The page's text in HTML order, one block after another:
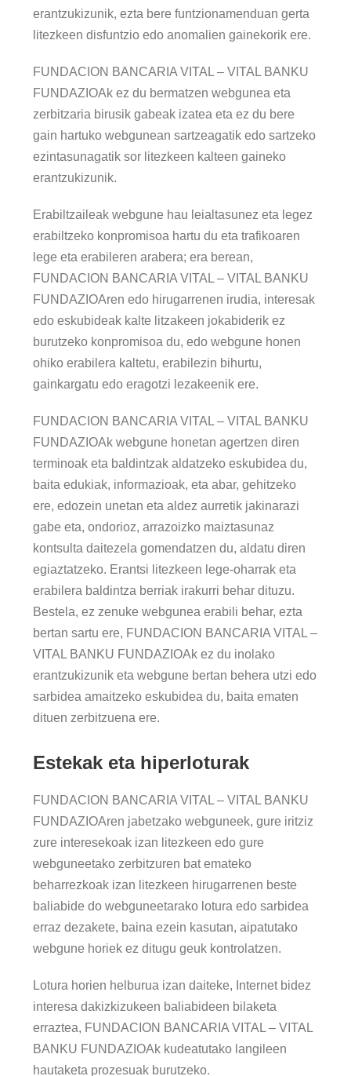
erantzukizunik, ezta bere funtzionamenduan gerta
litezkeen disfuntzio edo anomalien gainekorik ere.
FUNDACION BANCARIA VITAL – VITAL BANKU
FUNDAZIOAk ez du bermatzen webgunea eta
zerbitzaria birusik gabeak izatea eta ez du bere
gain hartuko webgunean sartzeagatik edo sartzeko
ezintasunagatik sor litezkeen kalteen gaineko
erantzukizunik.
Erabiltzaileak webgune hau leialtasunez eta legez
erabiltzeko konpromisoa hartu du eta trafikoaren
lege eta erabileren arabera; era berean,
FUNDACION BANCARIA VITAL – VITAL BANKU
FUNDAZIOAren edo hirugarrenen irudia, interesak
edo eskubideak kalte litzakeen jokabiderik ez
burutzeko konpromisoa du, edo webgune honen
ohiko erabilera kaltetu, erabilezin bihurtu,
gainkargatu edo eragotzi lezakeenik ere.
FUNDACION BANCARIA VITAL – VITAL BANKU
FUNDAZIOAk webgune honetan agertzen diren
terminoak eta baldintzak aldatzeko eskubidea du,
baita edukiak, informazioak, eta abar, gehitzeko
ere, edozein unetan eta aldez aurretik jakinarazi
gabe eta, ondorioz, arrazoizko maiztasunaz
kontsulta daitezela gomendatzen du, aldatu diren
egiaztatzeko. Erantsi litezkeen lege-oharrak eta
erabilera baldintza berriak irakurri behar dituzu.
Bestela, ez zenuke webgunea erabili behar, ezta
bertan sartu ere, FUNDACION BANCARIA VITAL –
VITAL BANKU FUNDAZIOAk ez du inolako
erantzukizunik eta webgune bertan behera utzi edo
sarbidea amaitzeko eskubidea du, baita ematen
dituen zerbitzuena ere.
Estekak eta hiperloturak
FUNDACION BANCARIA VITAL – VITAL BANKU
FUNDAZIOAren jabetzako webguneek, gure iritziz
zure interesekoak izan litezkeen edo gure
webguneetako zerbitzuren bat emateko
beharrezkoak izan litezkeen hirugarrenen beste
baliabide do webguneetarako lotura edo sarbidea
erraz dezakete, baina ezein kasutan, aipatutako
webgune horiek ez ditugu geuk kontrolatzen.
Lotura horien helburua izan daiteke, Internet bidez
interesa dakizkizukeen baliabideen bilaketa
erraztea, FUNDACION BANCARIA VITAL – VITAL
BANKU FUNDAZIOAk kudeatutako langileen
hautaketa prozesuak burutzeko.